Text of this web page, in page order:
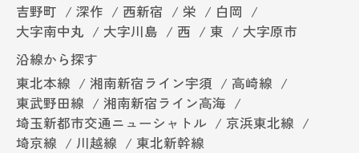
吉野町
深作 西新宿 栄
白岡
大字南中丸
大字川島 西 東
大字原市
沿線から探す
東北本線
湘南新宿ライン宇須
高崎線
東武野田線
湘南新宿ライン高海
埼玉新都市交通ニューシャトル
京浜東北線
埼京線
川越線
東北新幹線